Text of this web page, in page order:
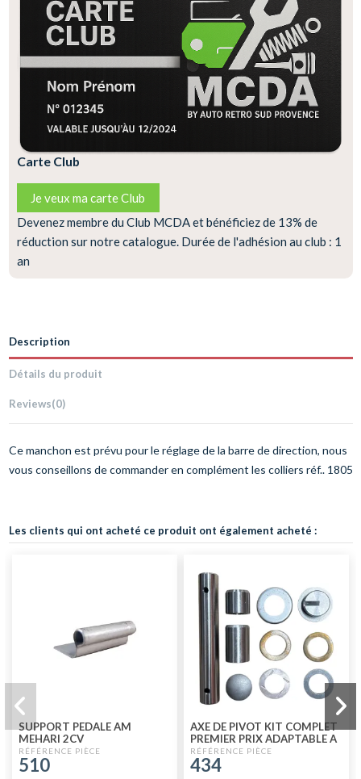
Carte Club
Je veux ma carte Club
Devenez membre du Club MCDA et bénéficiez de 13% de
réduction sur notre catalogue. Durée de l'adhésion au club : 1
an
Description
Détails du produit
Reviews(0)
Ce manchon est prévu pour le réglage de la barre de direction, nous
vous conseillons de commander en complément les colliers réf.. 1805
Les clients qui ont acheté ce produit ont également acheté :
SUPPORT PEDALE AM
MEHARI 2CV
510
AXE DE PIVOT KIT COMPLET
PREMIER PRIX ADAPTABLE A
L'UNITÉ
434